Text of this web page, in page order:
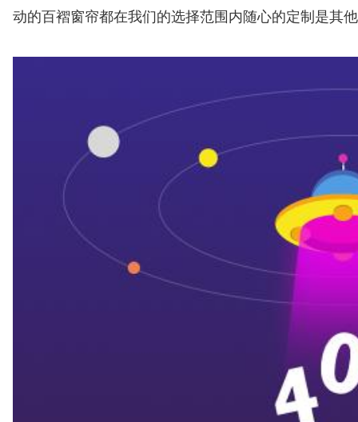
动的百褶窗帘都在我们的选择范围内随心的定制是其